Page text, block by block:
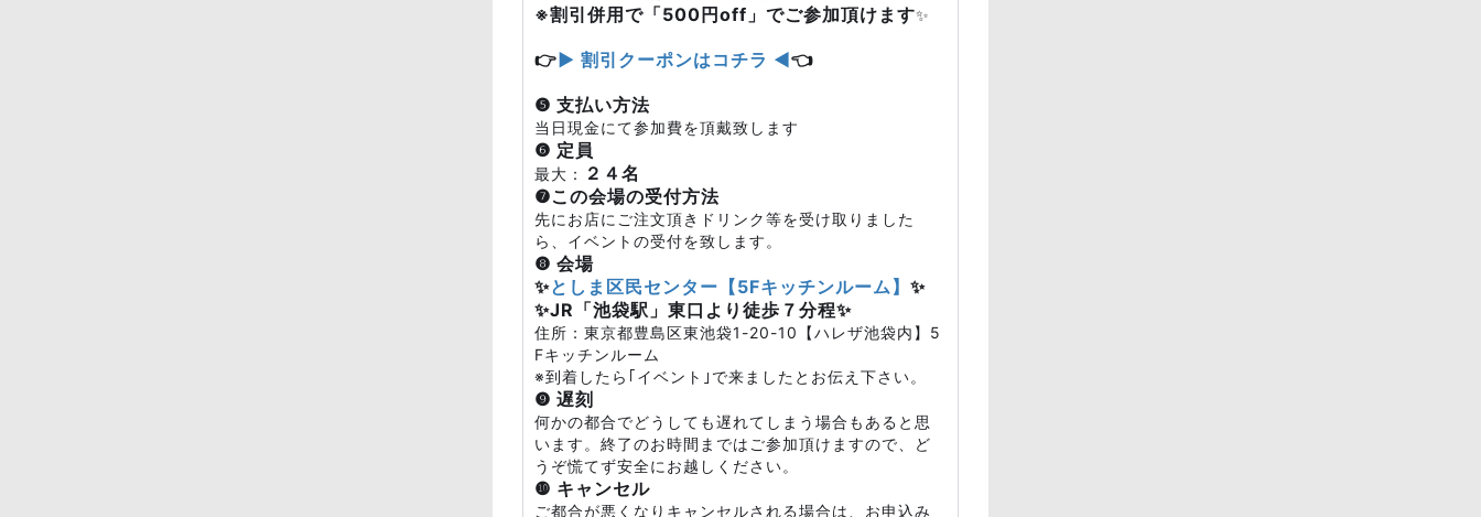
※割引併用で「500円off」でご参加頂けます✨
👉▶ 割引クーポンはコチラ ◀👈
❺ 支払い方法
当日現金にて参加費を頂戴致します
❻ 定員
最大：
２４名
❼この会場の受付方法
先にお店にご注文頂きドリンク等を受け取りました
ら、イベントの受付を致します。
❽ 会場
✨としま区民センター【5Fキッチンルーム】 ✨
✨JR「池袋駅」東口より徒歩７分程✨
住所：東京都豊島区東池袋1-20-10【ハレザ池袋内】5
Fキッチンルーム
※到着したら｢イベント｣で来ましたとお伝え下さい。
❾ 遅刻
何かの都合でどうしても遅れてしまう場合もあると思
います。終了のお時間まではご参加頂けますので、ど
うぞ慌てず安全にお越しください。
❿ キャンセル
ご都合が悪くなりキャンセルされる場合は、お申込み